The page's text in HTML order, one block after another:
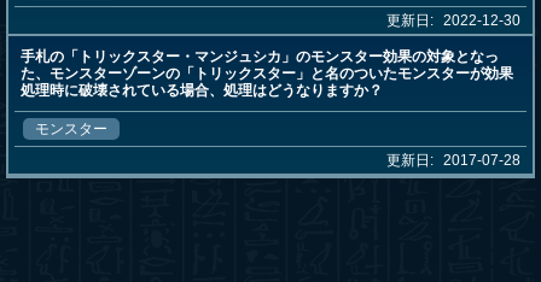
更新日: 2022-12-30
手札の「トリックスター・マンジュシカ」のモンスター効果の対象となっ
た、モンスターゾーンの「トリックスター」と名のついたモンスターが効果
処理時に破壊されている場合、処理はどうなりますか？
モンスター
更新日: 2017-07-28